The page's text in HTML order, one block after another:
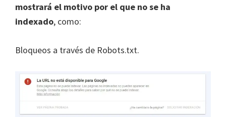
mostrará el motivo por el que no se ha
indexado, como:
Bloqueos a través de Robots.txt.